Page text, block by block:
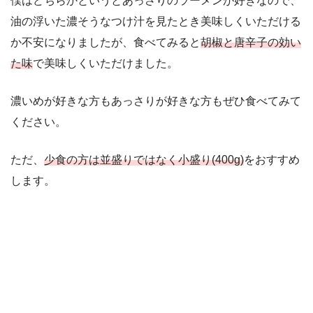
油の浮いた濃そうなつけ汁を見たとき美味しくいただける
か不安になりましたが、食べてみると胡椒と唐辛子の効い
た味で美味しくいただけました。
濃いめが好きな方もあっさりが好きな方もぜひ食べてみて
ください。
ただ、 少食の方は並盛りではなく小盛り(400g)をおすすめ
します。